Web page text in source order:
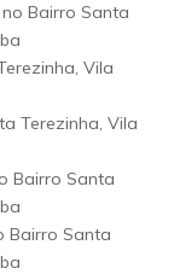
Bairro Santa
Vila
Terezinha, Vila
Bairro Santa
Bairro Santa